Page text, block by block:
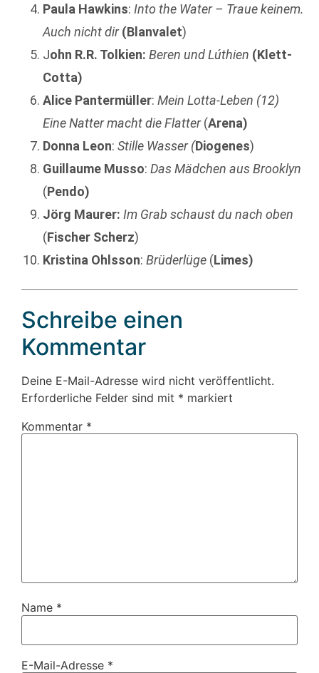
Paula Hawkins: Into the Water – Traue keinem.
Auch nicht dir (Blanvalet)
John R.R. Tolkien: Beren und Lúthien (Klett-
Cotta)
Alice Pantermüller: Mein Lotta-Leben (12)
Eine Natter macht die Flatter(Arena)
Donna Leon: Stille Wasser (Diogenes)
Guillaume Musso: Das Mädchen aus Brooklyn
(Pendo)
Jörg Maurer: Im Grab schaust du nach oben
(Fischer Scherz)
Kristina Ohlsson: Brüderlüge (Limes)
Schreibe einen
Kommentar
Deine E-Mail-Adresse wird nicht veröffentlicht.
Erforderliche Felder sind mit * markiert
Kommentar *
Name *
E-Mail-Adresse *